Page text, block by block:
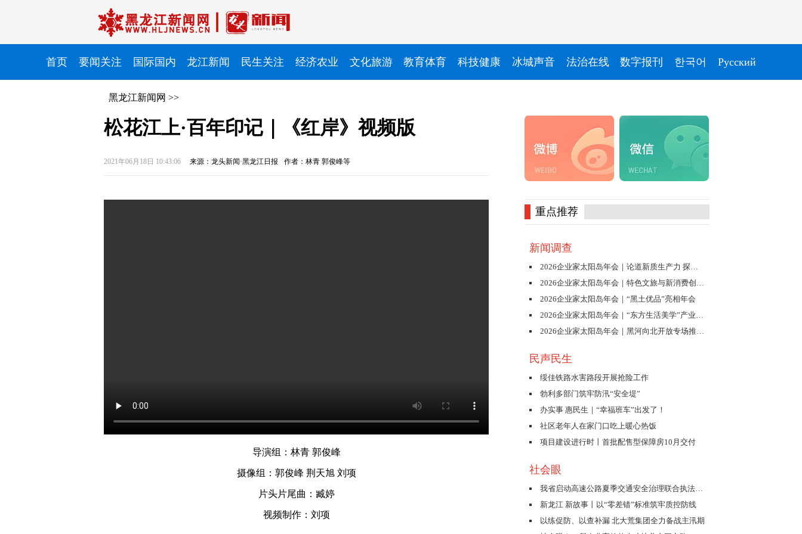
首页 要闻关注 国际国内 龙江新闻 民生关注 经济农业 文化旅游 教育体育 科技健康 冰城声音 法治在线 数字报刊 한국어 Pусский
黑龙江新闻网 >>
松花江上·百年印记｜《红岸》视频版
2021年06月18日 10:43:06 来源：龙头新闻·黑龙江日报 作者：林青 郭俊峰等
导演组：林青 郭俊峰
摄像组：郭俊峰 荆天旭 刘项
片头片尾曲：臧婷
视频制作：刘项
重点推荐
新闻调查
2026企业家太阳岛年会｜论道新质生产力 探寻发展新动能
2026企业家太阳岛年会｜特色文旅与新消费创新发展论坛举行
2026企业家太阳岛年会｜“黑土优品”亮相年会
2026企业家太阳岛年会｜“东方生活美学”产业创新发展分享会举行
2026企业家太阳岛年会｜黑河向北开放专场推介会举行
民声民生
绥佳铁路水害路段开展抢险工作
勃利多部门筑牢防汛“安全堤”
办实事 惠民生｜“幸福班车”出发了！
社区老年人在家门口吃上暖心热饭
项目建设进行时丨首批配售型保障房10月交付
社会眼
我省启动高速公路夏季交通安全治理联合执法行动
新龙江 新故事丨以“零差错”标准筑牢质控防线
以练促防、以查补漏 北大荒集团全力备战主汛期